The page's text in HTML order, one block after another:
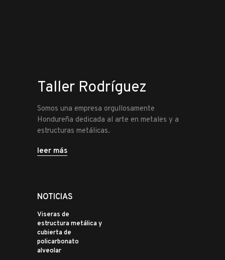
Taller Rodríguez
Somos una empresa orgullosamente
Hondureña dedicada al arte en metales y a
estructuras metálicas.
leer más
NOTICIAS
Viseras de
estructura metálica y
cubierta de
policarbonato
alveolar